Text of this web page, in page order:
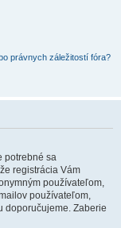
právnych záležitostí fóra?
potrebné sa
registrácia Vám
používateľom,
používateľom,
doporučujeme. Zaberie